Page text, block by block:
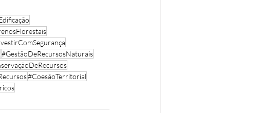
#GestãoDeRecursosNaturais
#CoesãoTerritorial